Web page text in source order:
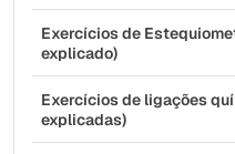
Exercícios de
explicado)
Exercícios de ligações
explicadas)